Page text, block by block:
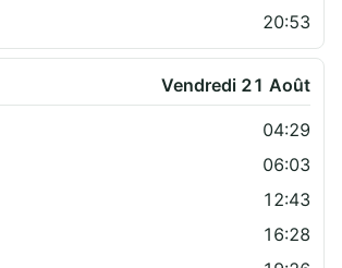
20:53
Vendredi 21 Août
04:29
06:03
12:43
16:28